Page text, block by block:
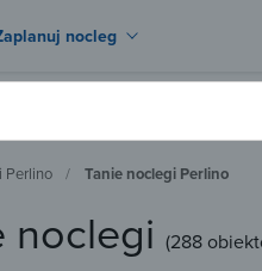
nocleg
Perlino Tanie noclegi Perlino
noclegi (288